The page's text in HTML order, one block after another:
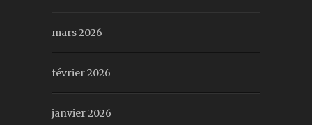
mars 2026
février 2026
janvier 2026